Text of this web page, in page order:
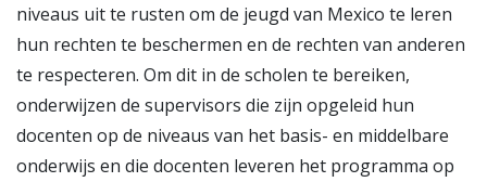
niveaus uit te rusten om de jeugd van Mexico te leren
hun rechten te beschermen en de rechten van anderen
te respecteren. Om dit in de scholen te bereiken,
onderwijzen de supervisors die zijn opgeleid hun
docenten op de niveaus van het basis- en middelbare
onderwijs en die docenten leveren het programma op